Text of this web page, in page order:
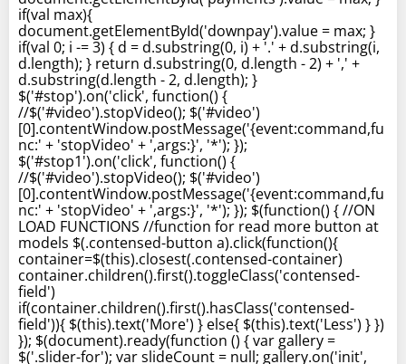
if(val max){
document.getElementById('downpay').value = max; }
if(val 0; i -= 3) { d = d.substring(0, i) + '.' + d.substring(i,
d.length); } return d.substring(0, d.length - 2) + ',' +
d.substring(d.length - 2, d.length); }
$('#stop').on('click', function() {
//$('#video').stopVideo(); $('#video')
[0].contentWindow.postMessage('{event:command,fu
nc:' + 'stopVideo' + ',args:}', '*'); });
$('#stop1').on('click', function() {
//$('#video').stopVideo(); $('#video')
[0].contentWindow.postMessage('{event:command,fu
nc:' + 'stopVideo' + ',args:}', '*'); }); $(function() { //ON
LOAD FUNCTIONS //function for read more button at
models $(.contensed-button a).click(function(){
container=$(this).closest(.contensed-container)
container.children().first().toggleClass('contensed-
field')
if(container.children().first().hasClass('contensed-
field')){ $(this).text('More') } else{ $(this).text('Less') } })
}); $(document).ready(function () { var gallery =
$('.slider-for'); var slideCount = null; gallery.on('init',